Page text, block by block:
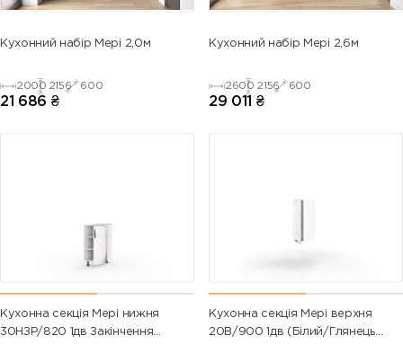
Кухонний набір Мері 2,0м
2000 2156 600
21 686 ₴
Кухонний набір Мері 2,6м
2600 2156 600
29 011 ₴
Кухонна секція Мері нижня
30НЗР/820 1дв Закінчення
Кухонна секція Мері верхня
20В/900 1дв (Білий/Глянець